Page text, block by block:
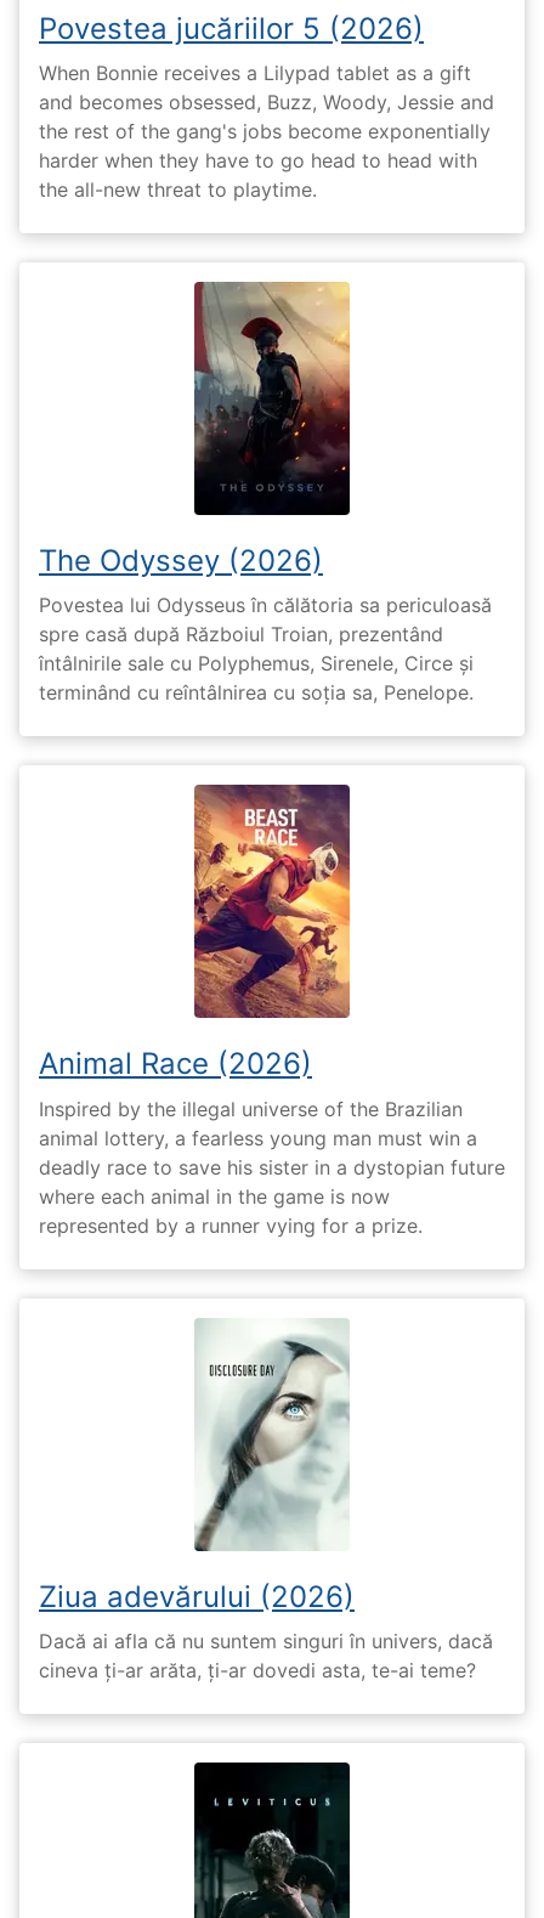
Povestea jucăriilor 5 (2026)
When Bonnie receives a Lilypad tablet as a gift
and becomes obsessed, Buzz, Woody, Jessie and
the rest of the gang's jobs become exponentially
harder when they have to go head to head with
the all-new threat to playtime.
The Odyssey (2026)
Povestea lui Odysseus în călătoria sa periculoasă
spre casă după Războiul Troian, prezentând
întâlnirile sale cu Polyphemus, Sirenele, Circe și
terminând cu reîntâlnirea cu soția sa, Penelope.
Animal Race (2026)
Inspired by the illegal universe of the Brazilian
animal lottery, a fearless young man must win a
deadly race to save his sister in a dystopian future
where each animal in the game is now
represented by a runner vying for a prize.
Ziua adevărului (2026)
Dacă ai afla că nu suntem singuri în univers, dacă
cineva ți-ar arăta, ți-ar dovedi asta, te-ai teme?